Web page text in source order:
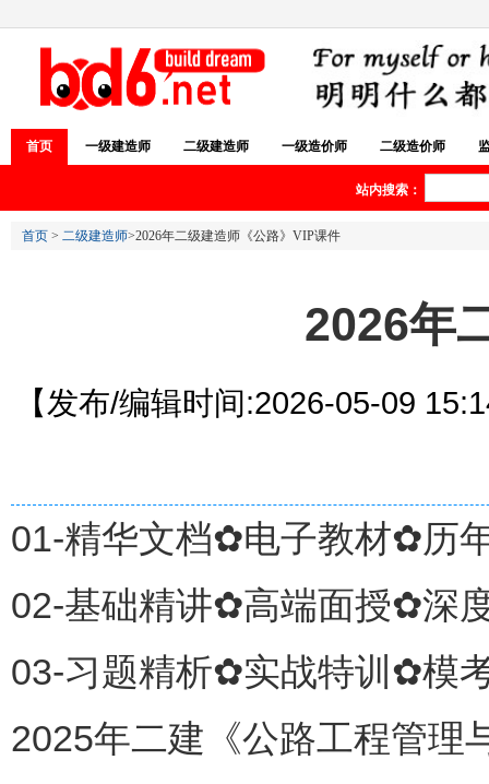
首页 一级建造师 二级建造师 一级造价师 二级造价师
站内搜索：
首页 > 二级建造师>2026年二级建造师《公路》VIP课件
2026年
【发布/编辑时间:2026-05-09
01-精华文档✿电子教材✿历
02-基础精讲✿高端面授✿深
03-习题精析✿实战特训✿模
2025年二建《公路工程管理